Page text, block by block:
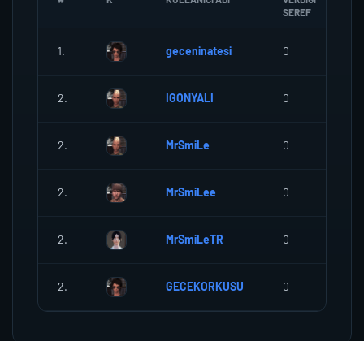
SEREF
1. geceninatesi 0
2. IGONYALI 0
2. MrSmiLe 0
2. MrSmiLee 0
2. MrSmiLeTR 0
2. GECEKORKUSU 0